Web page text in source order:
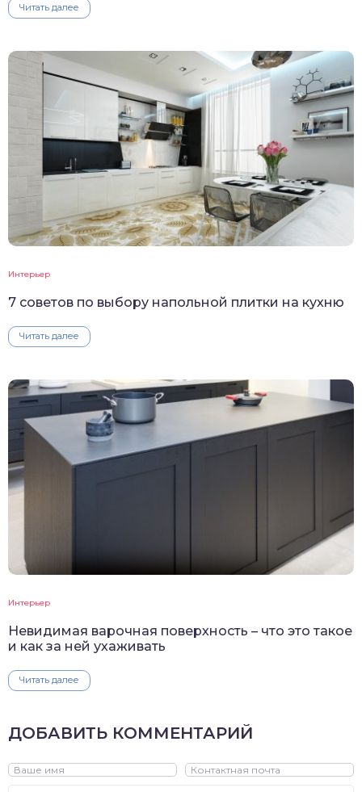
Читать далее
Интерьер
7 советов по выбору напольной плитки на кухню
Читать далее
Интерьер
Невидимая варочная поверхность – что это такое
и как за ней ухаживать
Читать далее
ДОБАВИТЬ КОММЕНТАРИЙ